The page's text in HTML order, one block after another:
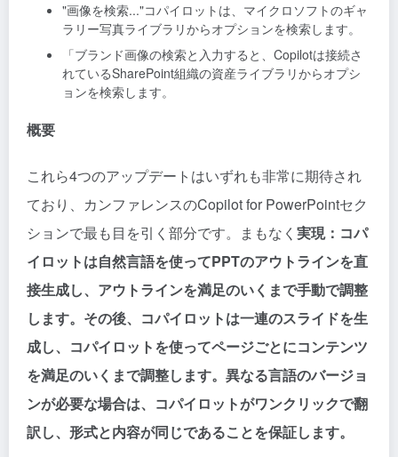
"画像を検索..."コパイロットは、マイクロソフトのギャ
ラリー写真ライブラリからオプションを検索します。
「ブランド画像の検索と入力すると、Copilotは接続さ
れているSharePoint組織の資産ライブラリからオプシ
ョンを検索します。
概要
これら4つのアップデートはいずれも非常に期待され
ており、カンファレンスのCopilot for PowerPointセク
ションで最も目を引く部分です。まもなく 実現：コパ
イロットは自然言語を使ってPPTのアウトラインを直
接生成し、アウトラインを満足のいくまで手動で調整
します。その後、コパイロットは一連のスライドを生
成し、コパイロットを使ってページごとにコンテンツ
を満足のいくまで調整します。異なる言語のバージョ
ンが必要な場合は、コパイロットがワンクリックで翻
訳し、形式と内容が同じであることを保証します。